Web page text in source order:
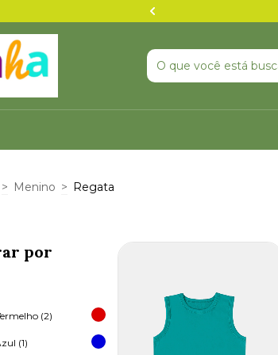
> Menino > Regata
por
(2)
(1)